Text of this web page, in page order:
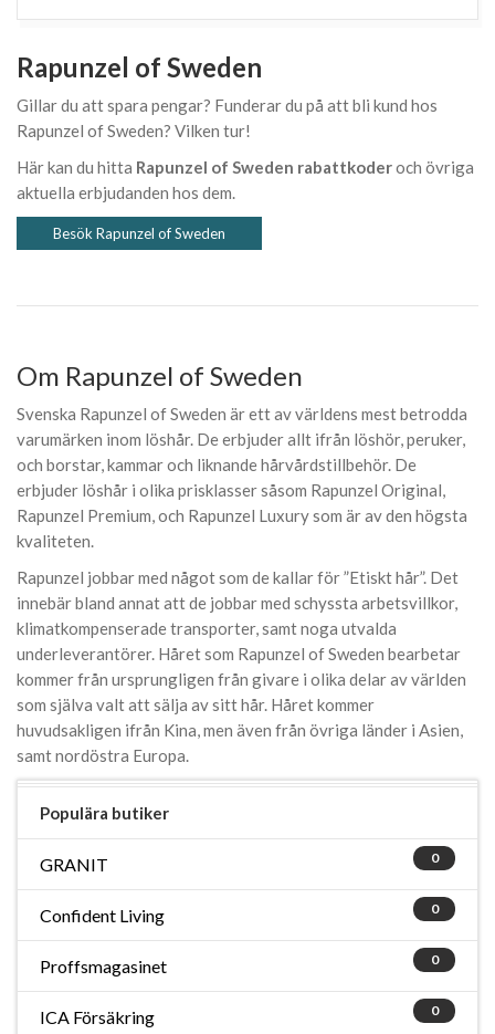
Rapunzel of Sweden
Gillar du att spara pengar? Funderar du på att bli kund hos
Rapunzel of Sweden? Vilken tur!
Här kan du hitta Rapunzel of Sweden rabattkoderoch övriga
aktuella erbjudanden hos dem.
Besök Rapunzel of Sweden
Om Rapunzel of Sweden
Svenska Rapunzel of Sweden är ett av världens mest betrodda
varumärken inom löshår. De erbjuder allt ifrån löshör, peruker,
och borstar, kammar och liknande hårvårdstillbehör. De
erbjuder löshår i olika prisklasser såsom Rapunzel Original,
Rapunzel Premium, och Rapunzel Luxury som är av den högsta
kvaliteten.
Rapunzel jobbar med något som de kallar för ”Etiskt hår”. Det
innebär bland annat att de jobbar med schyssta arbetsvillkor,
klimatkompenserade transporter, samt noga utvalda
underleverantörer. Håret som Rapunzel of Sweden bearbetar
kommer från ursprungligen från givare i olika delar av världen
som själva valt att sälja av sitt hår. Håret kommer
huvudsakligen ifrån Kina, men även från övriga länder i Asien,
samt nordöstra Europa.
Populära butiker
0
GRANIT
0
Confident Living
0
Proffsmagasinet
0
ICA Försäkring